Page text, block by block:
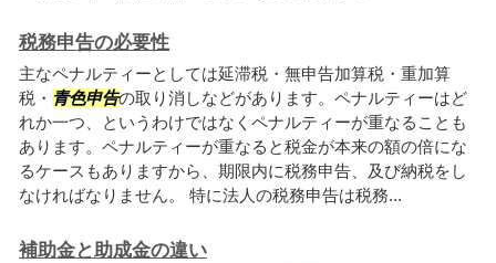
税務申告の必要性
主なペナルティーとしては延滞税・無申告加算税・重加算
税・ 青色申告の取り消しなどがあります。ペナルティーはど
れか一つ、というわけではなくペナルティーが重なることも
あります。ペナルティーが重なると税金が本来の額の倍にな
るケースもありますから、期限内に税務申告、及び納税をし
なければなりません。 特に法人の税務申告は税務...
補助金と助成金の違い